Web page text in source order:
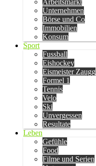
Arbeitsmarkt
Unternehmen
Börse und Co
Immobilien
Konsum
Sport
Fussball
Eishockey
Eismeister Zaugg
Formel 1
Tennis
Velo
Ski
Unvergessen
Resultate
Leben
Gefühle
Food
Filme und Serien